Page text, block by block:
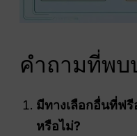
คำถามที่พบ
มีทางเลือกอื่นที่ฟ
หรือไม่?